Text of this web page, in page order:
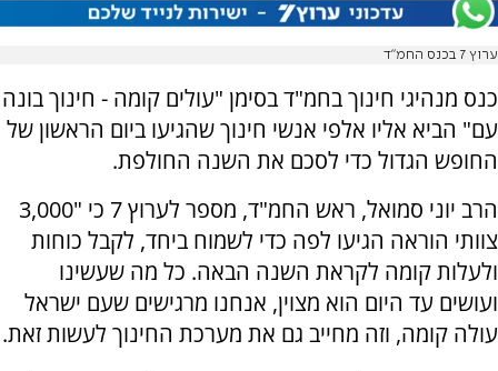
ערוץ 7 בכנס החמ"ד
כנס מנהיגי חינוך בחמ"ד בסימן "עולים קומה - חינוך בונה
עם" הביא אליו אלפי אנשי חינוך שהגיעו ביום הראשון של
החופש הגדול כדי לסכם את השנה החולפת.
הרב יוני סמואל, ראש החמ"ד, מספר לערוץ 7 כי "3,000
צוותי הוראה הגיעו לפה כדי לשמוח ביחד, לקבל כוחות
ולעלות קומה לקראת השנה הבאה. כל מה שעשינו
ועושים עד היום הוא מצוין, אנחנו מרגישים שעם ישראל
עולה קומה, וזה מחייב גם את מערכת החינוך לעשות זאת.